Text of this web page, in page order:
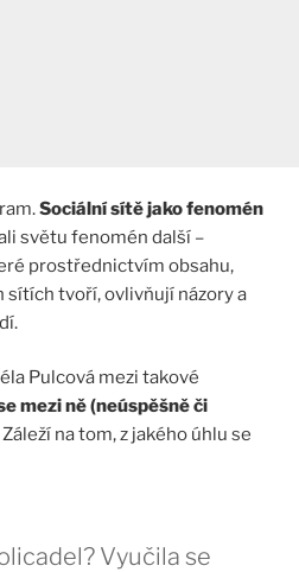
Sociální sítě jako fenomén
světu fenomén další –
prostřednictvím obsahu,
sítích tvoří, ovlivňují názory a
Pulcová mezi takové
mezi ně (neúspěšně či
Záleží na tom, z jakého úhlu se
Vyučila se